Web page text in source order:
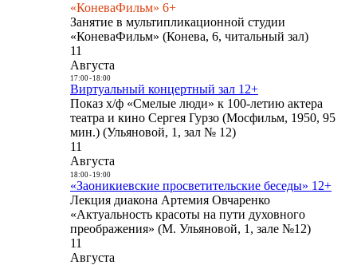
«КоневаФильм» 6+
Занятие в мультипликационной студии
«КоневаФильм» (Конева, 6, читальный зал)
11
Августа
17:00- 18:00
Виртуальный концертный зал 12+
Показ х/ф «Смелые люди» к 100-летию актера
театра и кино Сергея Гурзо (Мосфильм, 1950, 95
мин.) (Ульяновой, 1, зал № 12)
11
Августа
18:00- 19:00
«Заоникиевские просветительские беседы» 12+
Лекция диакона Артемия Овчаренко
«Актуальность красоты на пути духовного
преображения» (М. Ульяновой, 1, зале №12)
11
Августа